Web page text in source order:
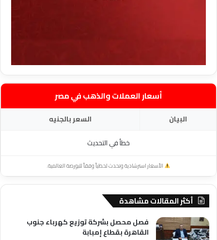
أسعار العملات والذهب في مصر
البيان
السعر بالجنيه
خطأ في التحديث
الأسعار استرشادية وتحدث لحظياً وفقاً للبورصة العالمية.
أكثر المقالات مشاهدة
فصل محصل بشركة توزيع كهرباء جنوب
القاهرة بقطاع إمبابة